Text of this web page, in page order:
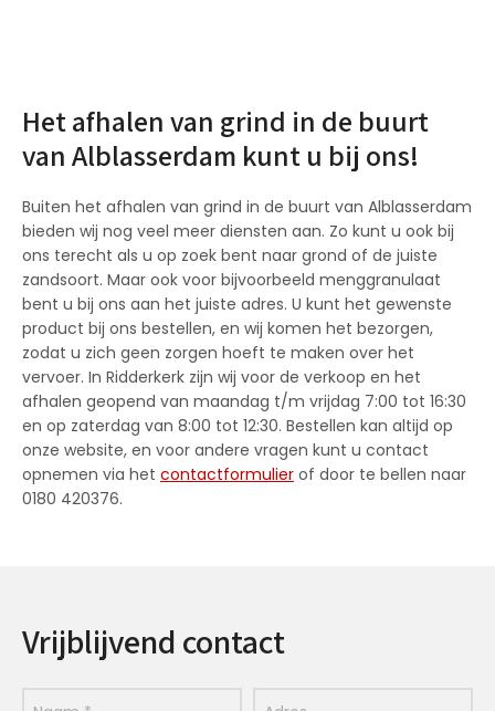
Het afhalen van grind in de buurt
van Alblasserdam kunt u bij ons!
Buiten het afhalen van grind in de buurt van Alblasserdam
bieden wij nog veel meer diensten aan. Zo kunt u ook bij
ons terecht als u op zoek bent naar grond of de juiste
zandsoort. Maar ook voor bijvoorbeeld menggranulaat
bent u bij ons aan het juiste adres. U kunt het gewenste
product bij ons bestellen, en wij komen het bezorgen,
zodat u zich geen zorgen hoeft te maken over het
vervoer. In Ridderkerk zijn wij voor de verkoop en het
afhalen geopend van maandag t/m vrijdag 7:00 tot 16:30
en op zaterdag van 8:00 tot 12:30. Bestellen kan altijd op
onze website, en voor andere vragen kunt u contact
opnemen via het contactformulier of door te bellen naar
0180 420376.
Vrijblijvend contact